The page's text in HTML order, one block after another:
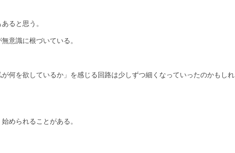
ると思う。
意識に根づいている。
何を欲しているか」を感じる回路は少しずつ細くなっていったのかもしれ
められることがある。